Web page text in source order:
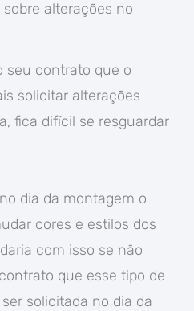
alterações no
seu contrato que o
solicitar alterações
fica difícil se resguardar
dia da montagem o
cores e estilos dos
com isso se não
que esse tipo de
solicitada no dia da